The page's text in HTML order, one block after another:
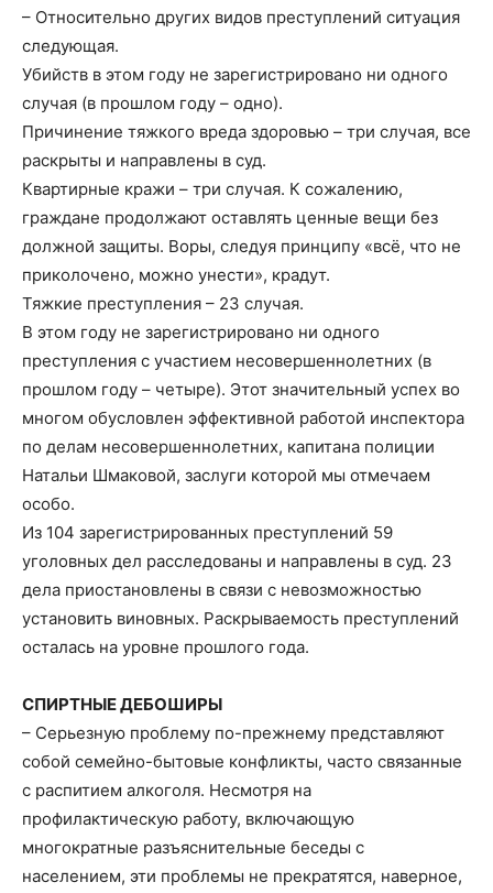
– Относительно других видов преступлений ситуация
следующая.
Убийств в этом году не зарегистрировано ни одного
случая (в прошлом году – одно).
Причинение тяжкого вреда здоровью – три случая, все
раскрыты и направлены в суд.
Квартирные кражи – три случая. К сожалению,
граждане продолжают оставлять ценные вещи без
должной защиты. Воры, следуя принципу «всё, что не
приколочено, можно унести», крадут.
Тяжкие преступления – 23 случая.
В этом году не зарегистрировано ни одного
преступления с участием несовершеннолетних (в
прошлом году – четыре). Этот значительный успех во
многом обусловлен эффективной работой инспектора
по делам несовершеннолетних, капитана полиции
Натальи Шмаковой, заслуги которой мы отмечаем
особо.
Из 104 зарегистрированных преступлений 59
уголовных дел расследованы и направлены в суд. 23
дела приостановлены в связи с невозможностью
установить виновных. Раскрываемость преступлений
осталась на уровне прошлого года.
СПИРТНЫЕ ДЕБОШИРЫ
– Серьезную проблему по-прежнему представляют
собой семейно-бытовые конфликты, часто связанные
с распитием алкоголя. Несмотря на
профилактическую работу, включающую
многократные разъяснительные беседы с
населением, эти проблемы не прекратятся, наверное,